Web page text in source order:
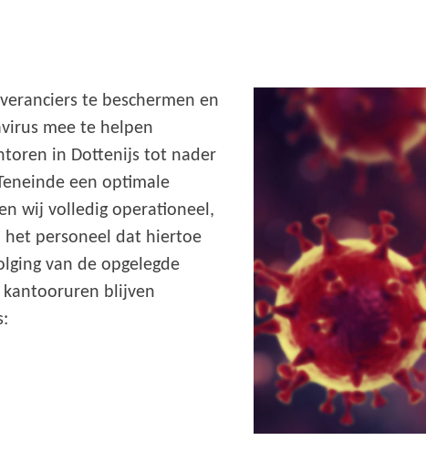
te beschermen en
mee te helpen
in Dottenijs tot nader
een optimale
wij volledig operationeel,
het personeel dat hiertoe
van de opgelegde
kantooruren blijven